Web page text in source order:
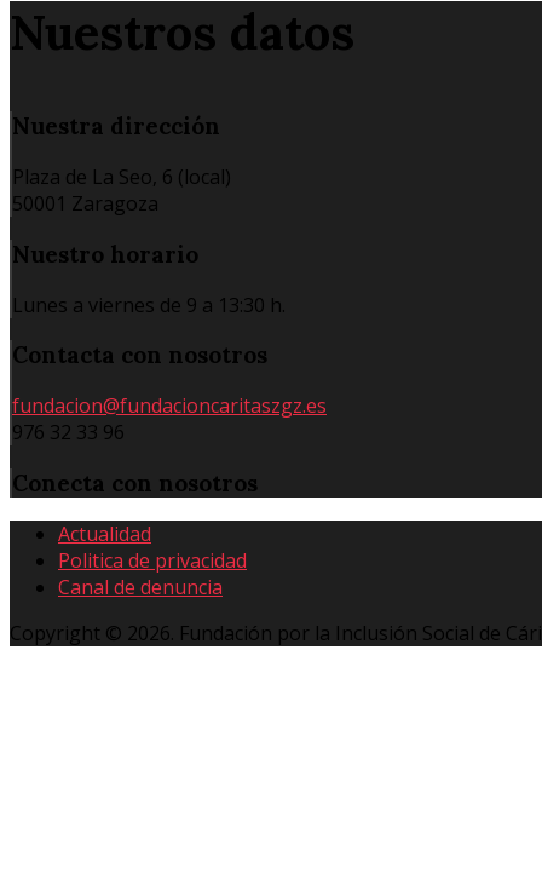
Nuestros datos
Nuestra dirección
Plaza de La Seo, 6 (local)
50001 Zaragoza
Nuestro horario
Lunes a viernes de 9 a 13:30 h.
Contacta con nosotros
fundacion@fundacioncaritaszgz.es
976 32 33 96
Conecta con nosotros
Actualidad
Politica de privacidad
Canal de denuncia
Copyright © 2026. Fundación por la Inclusión Social de